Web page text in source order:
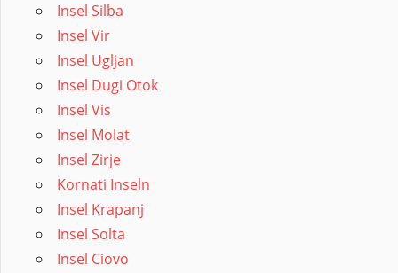
Insel Silba
Insel Vir
Insel Ugljan
Insel Dugi Otok
Insel Vis
Insel Molat
Insel Zirje
Kornati Inseln
Insel Krapanj
Insel Solta
Insel Ciovo